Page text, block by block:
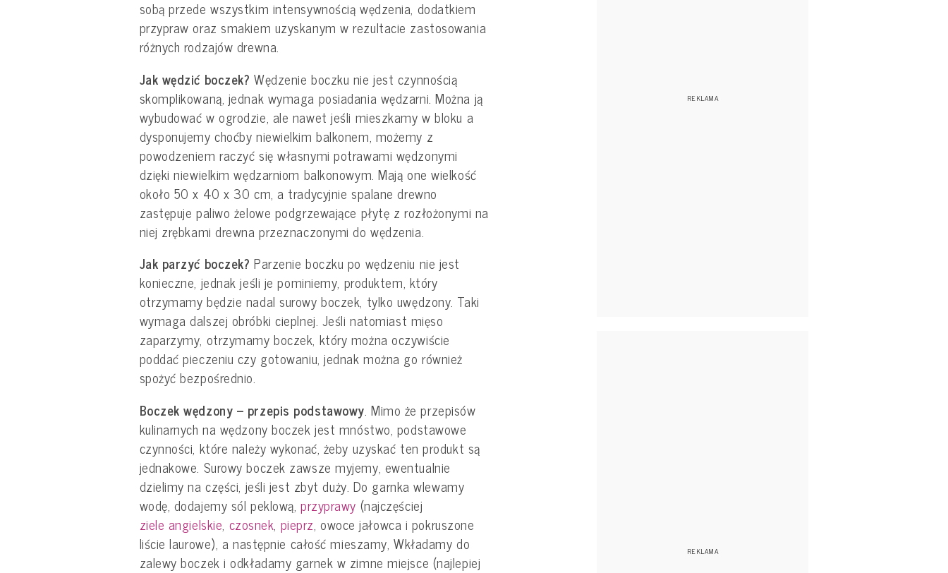
sobą przede wszystkim intensywnością wędzenia, dodatkiem
przypraw oraz smakiem uzyskanym w rezultacie zastosowania
różnych rodzajów drewna.
Jak wędzić boczek? Wędzenie boczku nie jest czynnością
skomplikowaną, jednak wymaga posiadania wędzarni. Można ją
wybudować w ogrodzie, ale nawet jeśli mieszkamy w bloku a
dysponujemy choćby niewielkim balkonem, możemy z
powodzeniem raczyć się własnymi potrawami wędzonymi
dzięki niewielkim wędzarniom balkonowym. Mają one wielkość
około 50 x 40 x 30 cm, a tradycyjnie spalane drewno
zastępuje paliwo żelowe podgrzewające płytę z rozłożonymi na
niej zrębkami drewna przeznaczonymi do wędzenia.
Jak parzyć boczek? Parzenie boczku po wędzeniu nie jest
konieczne, jednak jeśli je pominiemy, produktem, który
otrzymamy będzie nadal surowy boczek, tylko uwędzony. Taki
wymaga dalszej obróbki cieplnej. Jeśli natomiast mięso
zaparzymy, otrzymamy boczek, który można oczywiście
poddać pieczeniu czy gotowaniu, jednak można go również
spożyć bezpośrednio.
Boczek wędzony – przepis podstawowy. Mimo że przepisów
kulinarnych na wędzony boczek jest mnóstwo, podstawowe
czynności, które należy wykonać, żeby uzyskać ten produkt są
jednakowe. Surowy boczek zawsze myjemy, ewentualnie
dzielimy na części, jeśli jest zbyt duży. Do garnka wlewamy
wodę, dodajemy sól peklową,przyprawy (najczęściej
ziele angielskie, czosnek, pieprz, owoce jałowca i pokruszone
liście laurowe), a następnie całość mieszamy, Wkładamy do
zalewy boczek i odkładamy garnek w zimne miejsce (najlepiej